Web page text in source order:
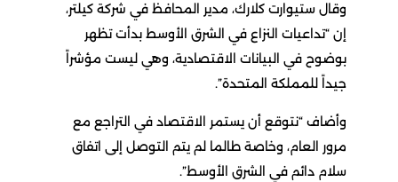
وقال ستيوارت كلارك، مدير المحافظ في شركة كيلتر،
إن “تداعيات النزاع في الشرق الأوسط بدأت تظهر
بوضوح في البيانات الاقتصادية، وهي ليست مؤشراً
جيداً للمملكة المتحدة”.
وأضاف “نتوقع أن يستمر الاقتصاد في التراجع مع
مرور العام، وخاصة طالما لم يتم التوصل إلى اتفاق
سلام دائم في الشرق الأوسط”.